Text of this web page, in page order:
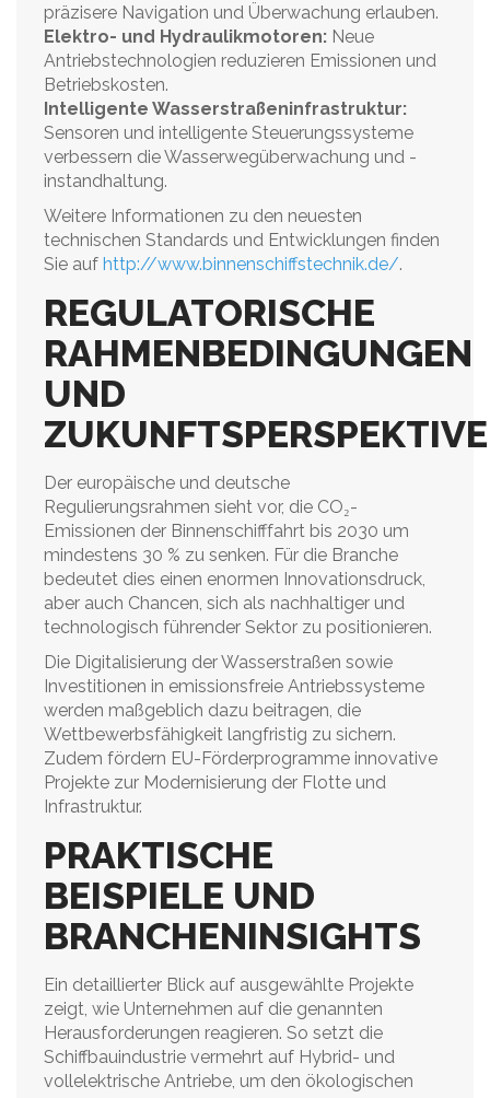
präzisere Navigation und Überwachung erlauben.
Elektro- und Hydraulikmotoren: Neue
Antriebstechnologien reduzieren Emissionen und
Betriebskosten.
Intelligente Wasserstraßeninfrastruktur:
Sensoren und intelligente Steuerungssysteme
verbessern die Wasserwegüberwachung und -
instandhaltung.
Weitere Informationen zu den neuesten
technischen Standards und Entwicklungen finden
Sie auf http://www.binnenschiffstechnik.de/.
REGULATORISCHE
RAHMENBEDINGUNGEN
UND
Der europäische und deutsche
Regulierungsrahmen sieht vor, die CO₂-
Emissionen der Binnenschifffahrt bis 2030 um
mindestens 30 % zu senken. Für die Branche
bedeutet dies einen enormen Innovationsdruck,
aber auch Chancen, sich als nachhaltiger und
technologisch führender Sektor zu positionieren.
Die Digitalisierung der Wasserstraßen sowie
Investitionen in emissionsfreie Antriebssysteme
werden maßgeblich dazu beitragen, die
Wettbewerbsfähigkeit langfristig zu sichern.
Zudem fördern EU-Förderprogramme innovative
Projekte zur Modernisierung der Flotte und
Infrastruktur.
PRAKTISCHE
BEISPIELE UND
BRANCHENINSIGHTS
Ein detaillierter Blick auf ausgewählte Projekte
zeigt, wie Unternehmen auf die genannten
Herausforderungen reagieren. So setzt die
Schiffbauindustrie vermehrt auf Hybrid- und
vollelektrische Antriebe, um den ökologischen